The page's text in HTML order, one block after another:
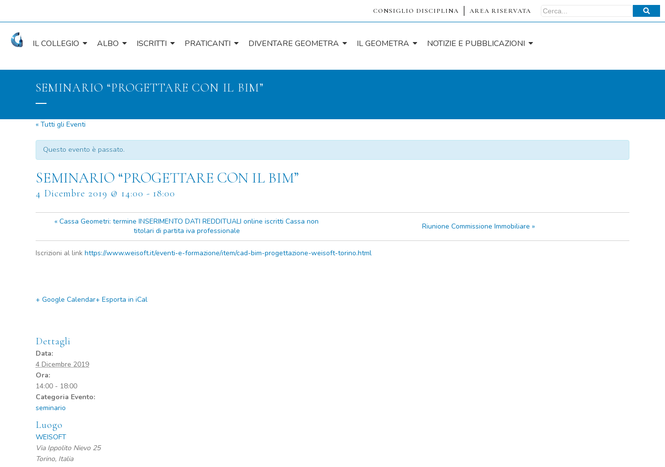
CONSIGLIO DISCIPLINA AREA RISERVATA
IL COLLEGIO ALBO ISCRITTI PRATICANTI DIVENTARE GEOMETRA IL GEOMETRA NOTIZIE E PUBBLICAZIONI
SEMINARIO “PROGETTARE CON IL BIM”
« Tutti gli Eventi
Questo evento è passato.
SEMINARIO “PROGETTARE CON IL BIM”
4 Dicembre 2019 @ 14:00 - 18:00
« Cassa Geometri: termine INSERIMENTO DATI REDDITUALI online iscritti Cassa non
titolari di partita iva professionale
Riunione Commissione Immobiliare »
Iscrizioni al link https://www.weisoft.it/eventi-e-formazione/item/cad-bim-progettazione-weisoft-torino.html
+ Google Calendar+ Esporta in iCal
Dettagli
Data:
4 Dicembre 2019
Ora:
14:00 - 18:00
Categoria Evento:
seminario
Luogo
WEISOFT
Via Ippolito Nievo 25
Torino, Italia